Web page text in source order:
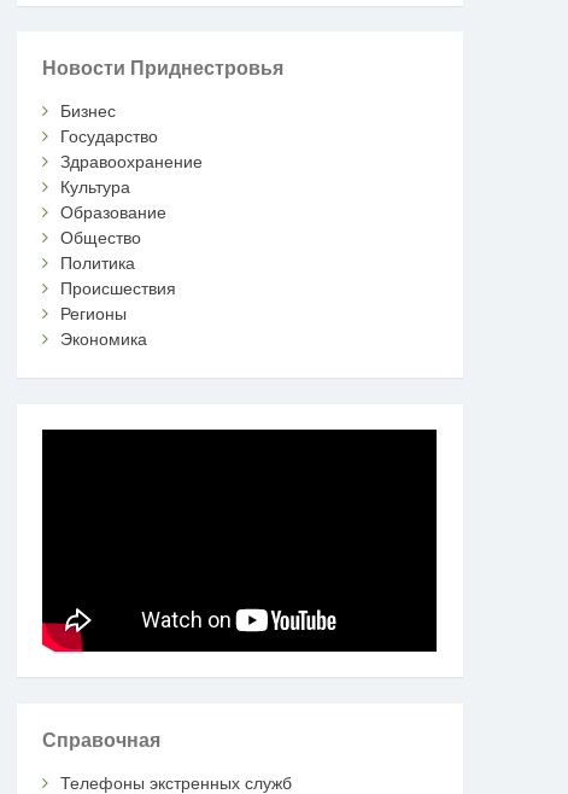
Новости Приднестровья
Бизнес
Государство
Здравоохранение
Культура
Образование
Общество
Политика
Происшествия
Регионы
Экономика
Справочная
Телефоны экстренных служб